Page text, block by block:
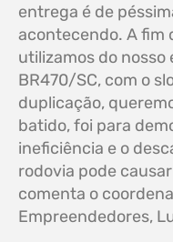
entrega é de
acontecendo. A fim
utilizamos do nosso
BR470/SC, com o
duplicação,
batido, foi para
ineficiência e o
rodovia pode
comenta o
Empreendedores,